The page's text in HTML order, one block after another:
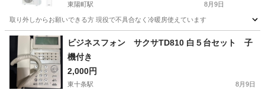
東陽町駅 8月9日
取り外しからお願いできる方 現役で不具合なく冷暖房使えています
東京 江東区 東陽町駅 季節、空調家電
ビジネスフォン サクサTD810 白５台セット 子
機付き
2,000円
東十条駅 8月9日